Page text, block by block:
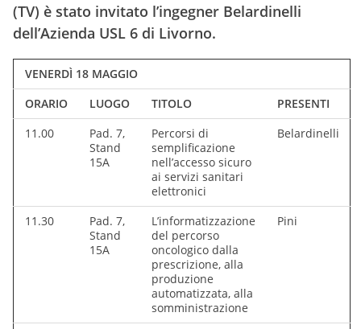
(TV) è stato invitato l’ingegner Belardinelli
dell’Azienda USL 6 di Livorno.
VENERDÌ 18 MAGGIO
ORARIO
LUOGO TITOLO
PRESENTI
11.00
Pad. 7,
Stand
15A
Percorsi di
semplificazione
nell’accesso sicuro
ai servizi sanitari
elettronici
Belardinelli
11.30
Pad. 7,
Stand
15A
L’informatizzazione
del percorso
oncologico dalla
prescrizione, alla
produzione
automatizzata, alla
somministrazione
Pini